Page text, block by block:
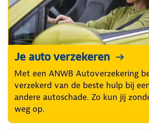
Je auto verzekeren
Met een ANWB Autoverzekering
verzekerd van de beste hulp bij
andere autoschade. Zo kun jij
weg op.